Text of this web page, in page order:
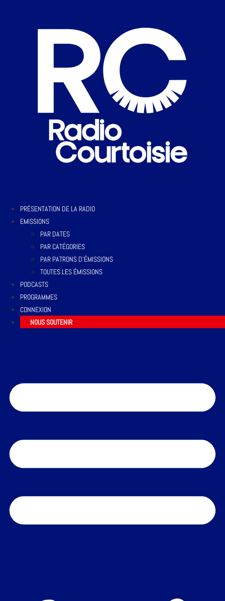
PRÉSENTATION DE LA RADIO
EMISSIONS
PAR DATES
PAR CATÉGORIES
PAR PATRONS D’ÉMISSIONS
TOUTES LES ÉMISSIONS
PODCASTS
PROGRAMMES
CONNEXION
NOUS SOUTENIR